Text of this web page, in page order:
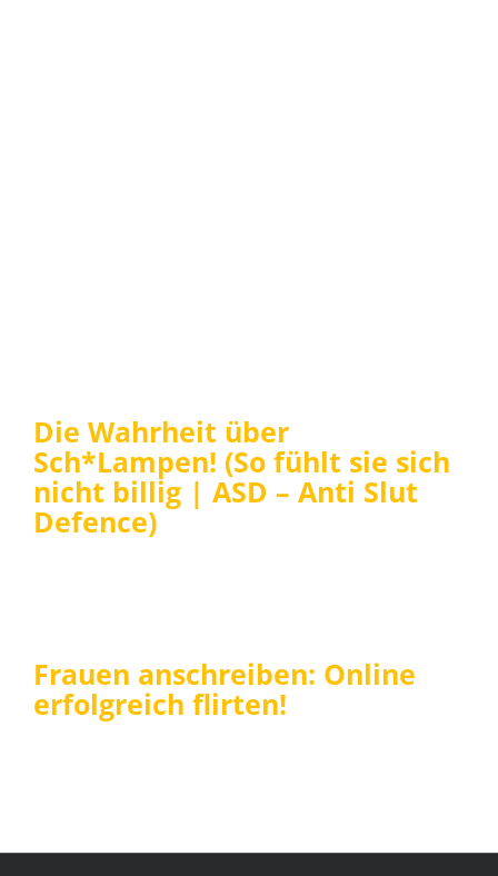
Die Wahrheit über
Sch*Lampen! (So fühlt sie sich
nicht billig | ASD – Anti Slut
Defence)
Frauen anschreiben: Online
erfolgreich flirten!